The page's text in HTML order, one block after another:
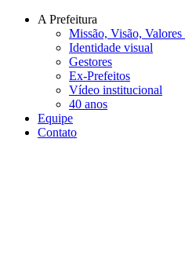
Conteúdo principal
A Prefeitura
Missão, Visão,
Identidade visual
Gestores
Ex-Prefeitos
Vídeo institucional
40 anos
Equipe
Contato